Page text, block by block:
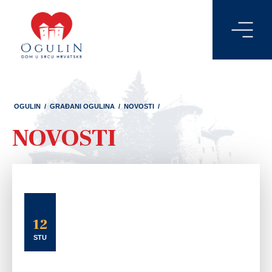
OGULIN / GRAĐANI OGULINA / NOVOSTI /
NOVOSTI
12
STU